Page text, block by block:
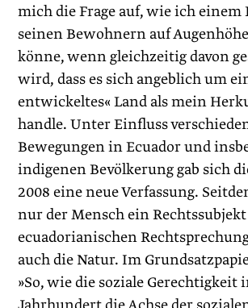
mich die Frage auf, wie ich einem
seinen Bewohnern auf
könne, wenn gleichzeitig davon
wird, dass es sich angeblich um
entwickeltes« Land als mein
handle. Unter Einfluss
Bewegungen in Ecuador und
indigenen Bevölkerung gab sich
2008 eine neue Verfassung.
nur der Mensch ein
ecuadorianischen
auch die Natur. Im
»So, wie die soziale Gerechtigkeit